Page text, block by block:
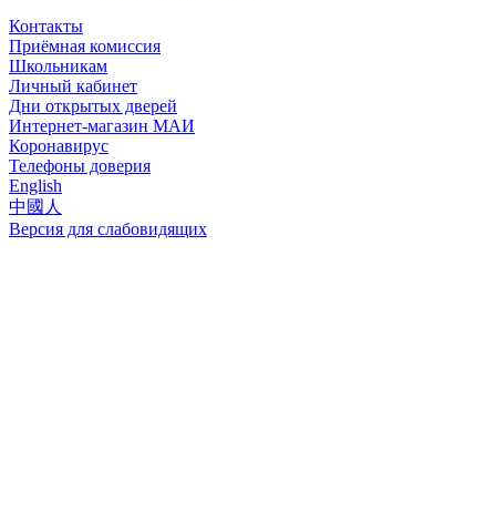
Контакты
Приёмная комиссия
Школьникам
Личный кабинет
Дни открытых дверей
Интернет-магазин МАИ
Коронавирус
Телефоны доверия
English
中國人
Версия для слабовидящих